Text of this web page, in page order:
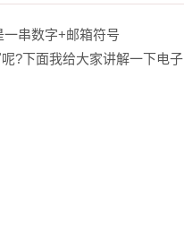
串数字+邮箱符号
?下面我给大家讲解一下电子